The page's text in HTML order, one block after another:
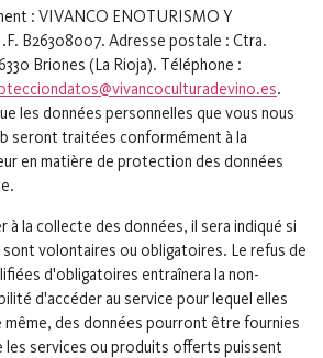
: VIVANCO ENOTURISMO Y
B26308007. Adresse postale : Ctra.
Briones (La Rioja). Téléphone :
.
les données personnelles que vous nous
seront traitées conformément à la
en matière de protection des données
à la collecte des données, il sera indiqué si
volontaires ou obligatoires. Le refus de
d'obligatoires entraînera la non-
d'accéder au service pour lequel elles
des données pourront être fournies
les services ou produits offerts puissent